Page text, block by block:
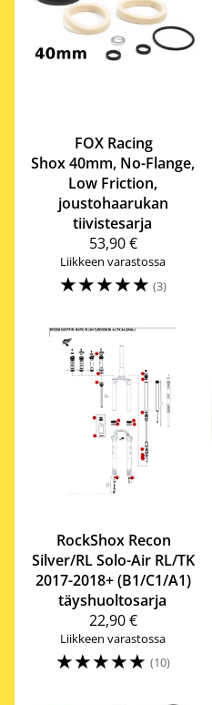
FOX Racing
Shox40mm, No-Flange,
Low Friction,
joustohaarukan
tiivistesarja
53,90 €
Liikkeen varastossa
☆☆☆☆☆ (3)
RockShox Recon
Silver/RL Solo-Air RL/TK
2017-2018+ (B1/C1/A1)
täyshuoltosarja
22,90 €
Liikkeen varastossa
☆☆☆☆☆ (10)